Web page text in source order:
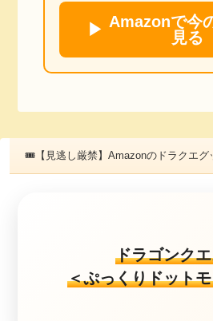
▶ Amazonで今
見る
🎟【見逃し厳禁】Amazonのドラクエグ
ドラゴンク
＜ぷっくりドット